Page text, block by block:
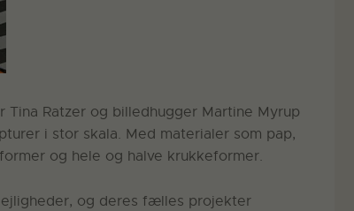
Ratzer og billedhugger Martine Myrup
i stor skala. Med materialer som pap,
og hele og halve krukkeformer.
og deres fælles projekter